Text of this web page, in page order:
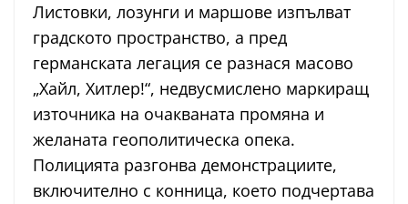
Листовки, лозунги и маршове изпълват
градското пространство, а пред
германската легация се разнася масово
„Хайл, Хитлер!“, недвусмислено маркиращ
източника на очакваната промяна и
желаната геополитическа опека.
Полицията разгонва демонстрациите,
включително с конница, което подчертава